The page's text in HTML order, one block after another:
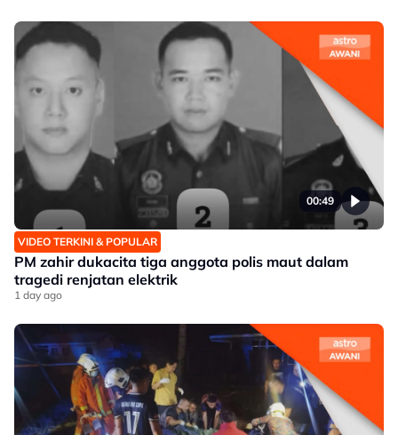
00:49
VIDEO TERKINI & POPULAR
PM zahir dukacita tiga anggota polis maut dalam
tragedi renjatan elektrik
1 day ago